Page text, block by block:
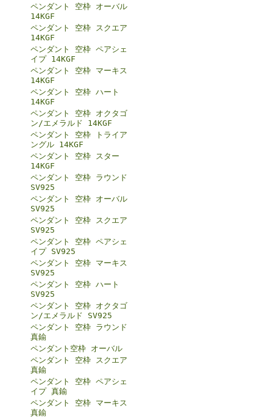
ペンダント 空枠 オーバル
14KGF
ペンダント 空枠 スクエア
14KGF
ペンダント 空枠 ペアシェ
イプ 14KGF
ペンダント 空枠 マーキス
14KGF
ペンダント 空枠 ハート
14KGF
ペンダント 空枠 オクタゴ
ン/エメラルド 14KGF
ペンダント 空枠 トライア
ングル 14KGF
ペンダント 空枠 スター
14KGF
ペンダント 空枠 ラウンド
SV925
ペンダント 空枠 オーバル
SV925
ペンダント 空枠 スクエア
SV925
ペンダント 空枠 ペアシェ
イプ SV925
ペンダント 空枠 マーキス
SV925
ペンダント 空枠 ハート
SV925
ペンダント 空枠 オクタゴ
ン/エメラルド SV925
ペンダント 空枠 ラウンド
真鍮
ペンダント空枠 オーバル
ペンダント 空枠 スクエア
真鍮
ペンダント 空枠 ペアシェ
イプ 真鍮
ペンダント 空枠 マーキス
真鍮